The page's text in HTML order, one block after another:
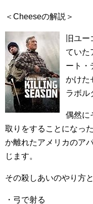
＜Cheeseの解説＞
旧ユ
ていた
ート・
かけた
ラボル
偶然に
取りをすることになっ
か離れたアメリカのア
じます。
その殺しあいのやり方と
・弓で射る